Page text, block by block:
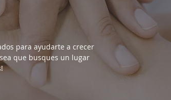
para ayudarte a crecer
que busques un lugar